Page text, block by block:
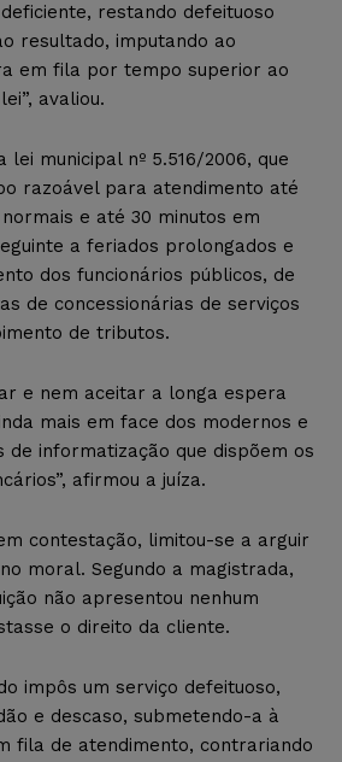
restando defeituoso
resultado, imputando ao
em fila por tempo superior ao
avaliou.
lei municipal nº 5.516/2006, que
razoável para atendimento até
e até 30 minutos em
a feriados prolongados e
dos funcionários públicos, de
de concessionárias de serviços
de tributos.
e nem aceitar a longa espera
mais em face dos modernos e
de informatização que dispõem os
afirmou a juíza.
contestação, limitou-se a arguir
moral. Segundo a magistrada,
não apresentou nenhum
o direito da cliente.
impôs um serviço defeituoso,
e descaso, submetendo-a à
fila de atendimento, contrariando